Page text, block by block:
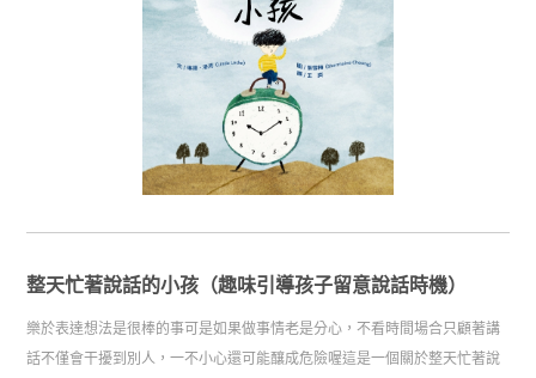
整天忙著說話的小孩（趣味引導孩子留意說話時機）
樂於表達想法是很棒的事可是如果做事情老是分心，不看時間場合只顧著講
話不僅會干擾到別人，一不小心還可能釀成危險喔這是一個關於整天忙著說